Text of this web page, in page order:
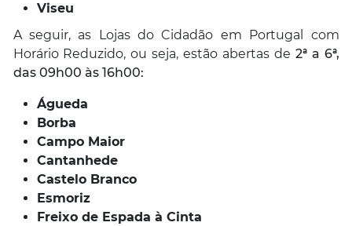
Viseu
A seguir, as Lojas do Cidadão em Portugal com
Horário Reduzido, ou seja, estão abertas de 2ª a 6ª,
das 09h00 às 16h00:
Águeda
Borba
Campo Maior
Cantanhede
Castelo Branco
Esmoriz
Freixo de Espada à Cinta